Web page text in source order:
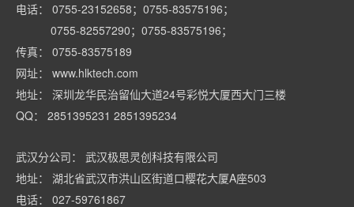
电话： 0755-23152658；0755-83575196；
0755-82557290；0755-83575196；
传真： 0755-83575189
网址： www.hlktech.com
地址： 深圳龙华民治留仙大道24号彩悦大厦西大门三楼
QQ： 2851395231 2851395234
武汉分公司： 武汉极思灵创科技有限公司
地址： 湖北省武汉市洪山区街道口樱花大厦A座503
电话： 027-59761867